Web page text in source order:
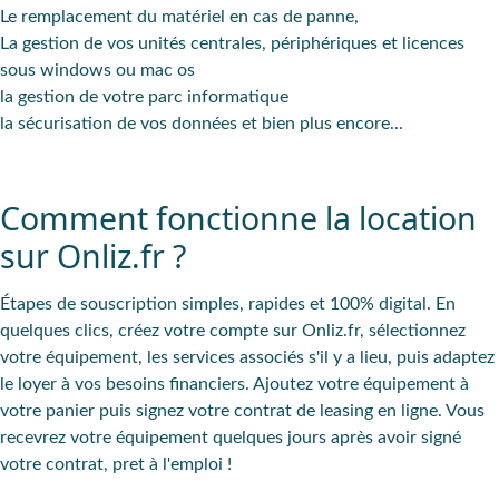
Le remplacement du matériel en cas de panne,
La gestion de vos unités centrales, périphériques et licences
sous windows ou mac os
la gestion de votre parc informatique
la sécurisation de vos données et bien plus encore...
Comment fonctionne la location
sur Onliz.fr ?
Étapes de souscription simples, rapides et 100% digital. En
quelques clics, créez votre compte sur Onliz.fr, sélectionnez
votre équipement, les services associés s'il y a lieu, puis adaptez
le loyer à vos besoins financiers. Ajoutez votre équipement à
votre panier puis signez votre contrat de leasing en ligne. Vous
recevrez votre équipement quelques jours après avoir signé
votre contrat, pret à l'emploi !